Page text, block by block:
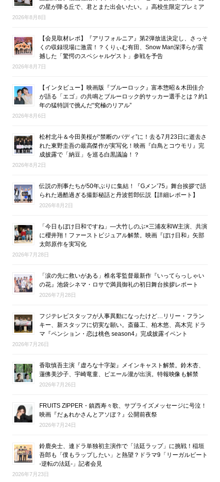
の星が降る丘で、君とまた出会いたい。』高校生限定プレミア
2026年8月8日
【会見取材レポ】『アリフォルニア』第2弾放送決定し、さっそ
くの収録現場に激震！？くりぃむ有田、Snow Man深澤らが震
撼した「驚愕のスペシャルゲスト」参戦を予告
2026年8月7日
【インタビュー】映画版『ブルーロック』富本惣昭＆木田佳介
が語る「エゴ」の共鳴とブルーロック的サッカー選手とは？約1
年の猛特訓で挑んだ“究極のリアル”
2026年8月6日
松村北斗＆今田美桜が“禁断のバディ”に！去る7月23日に逝去さ
れた東野圭吾の最高傑作が実写化！映画『白鳥とコウモリ』完
成披露で「納豆」を巡る白黒議論！？
2026年8月2日
伝説の刑事たちが50年ぶりに集結！『Gメン’75』舞台挨拶で語
られた過酷過ぎる撮影秘話と丹波哲郎伝説【詳細レポート】
2026年8月2日
「今日もぼけ日和ですね」―大竹しのぶ×三浦友和W主演、共演
に櫻井翔！ファーストビジュアル解禁。映画『ぼけ日和』矢部
太郎原作を実写化
2026年7月28日
「涙の先に救いがある」椎名零監督最新作『いってらっしゃい
の花』池袋シネマ・ロサで満員御礼の初日舞台挨拶レポート
2026年7月28日
フジテレビスタッフが人事異動になったけど…リリー・フラン
キー、新スタッフに切実な願い。斎藤工、柏木悠、高木完 ドラ
マ『ペンション・恋は桃色 season4』完成披露イベント
2026年7月26日
香取慎吾主演『虚ろな十字架』メインキャスト解禁。鈴木杏、
蓮佛美沙子、宇崎竜童、ピエール瀧が出演。特報映像も解禁
2026年7月26日
FRUITS ZIPPER・鎮西寿々歌、サプライズメッセージに号泣！
映画『だぁれかさんとアソぼ？』公開前夜祭
2026年7月24日
鈴鹿央士、連ドラ単独初主演作で「法廷ラップ」に挑戦！稲垣
吾郎も「僕もラップしたい」と熱望？ドラマ9「リーガルビート
-逆転の法廷-」記者会見
2026年7月23日